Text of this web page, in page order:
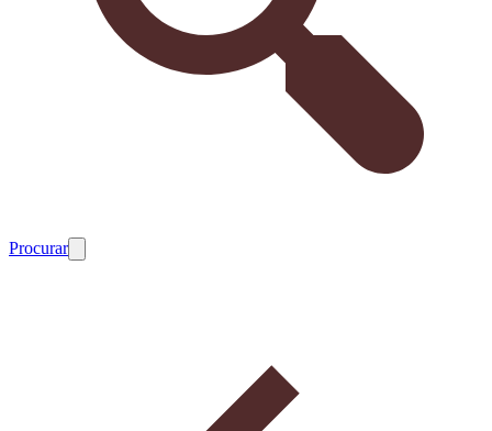
Procurar